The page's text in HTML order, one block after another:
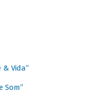
Vida”
Som”